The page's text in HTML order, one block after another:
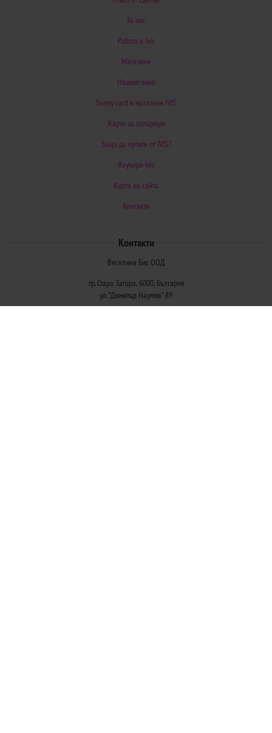
За нас
Работа в Ivis
Магазини
Нашият екип
Sunny card в магазини IVIS
Карти за солариум
Защо да купите от IVIS?
Ваучери Ivis
Карта на сайта
Контакти
Контакти
Веселина Бис ООД
гр. Стара Загора, 6000, България
ул. "Димитър Наумов" 89